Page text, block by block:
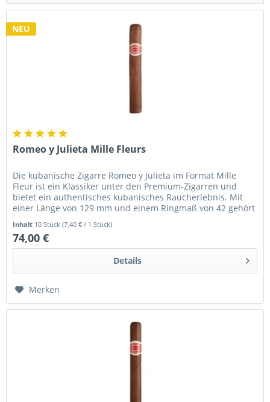
NEU
Romeo y Julieta Mille Fleurs
Die kubanische Zigarre Romeo y Julieta im Format Mille
Fleur ist ein Klassiker unter den Premium-Zigarren und
bietet ein authentisches kubanisches Raucherlebnis. Mit
einer Länge von 129 mm und einem Ringmaß von 42 gehört
Inhalt 10 Stück(7,40 € / 1 Stück)
74,00 €
Details
Merken